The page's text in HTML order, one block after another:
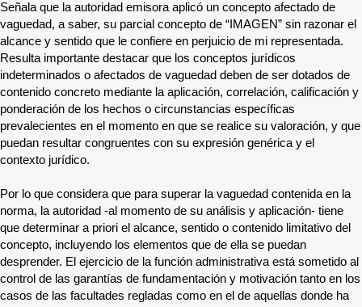
Señala que la autoridad emisora aplicó un concepto afectado de
vaguedad, a saber, su parcial concepto de “IMAGEN” sin razonar el
alcance y sentido que le confiere en perjuicio de mi representada.
Resulta importante destacar que los conceptos jurídicos
indeterminados o afectados de vaguedad deben de ser dotados de
contenido concreto mediante la aplicación, correlación, calificación y
ponderación de los hechos o circunstancias específicas
prevalecientes en el momento en que se realice su valoración, y que
puedan resultar congruentes con su expresión genérica y el
contexto jurídico.
Por lo que considera que para superar la vaguedad contenida en la
norma, la autoridad -al momento de su análisis y aplicación- tiene
que determinar a priori el alcance, sentido o contenido limitativo del
concepto, incluyendo los elementos que de ella se puedan
desprender. El ejercicio de la función administrativa está sometido al
control de las garantías de fundamentación y motivación tanto en los
casos de las facultades regladas como en el de aquellas donde ha